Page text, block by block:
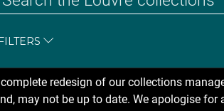
redesign of our collections
may not be up to date. We apologise